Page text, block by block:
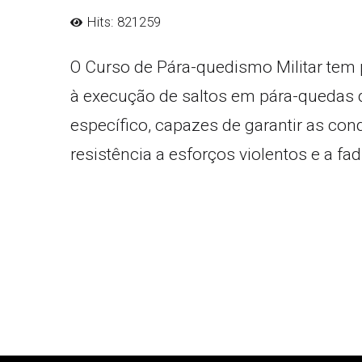
Hits: 821259
O Curso de Pára-quedismo Militar
à execução de saltos em pára-
específico, capazes de garantir as
resistência a esforços violentos e a